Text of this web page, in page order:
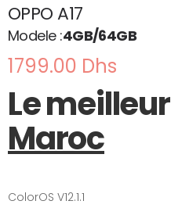
OPPO A17
Modele :4GB/64GB
1799.00 Dhs
Le meilleur
Maroc
ColorOS V12.1.1